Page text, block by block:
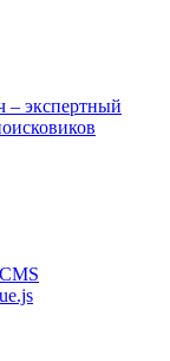
– экспертный